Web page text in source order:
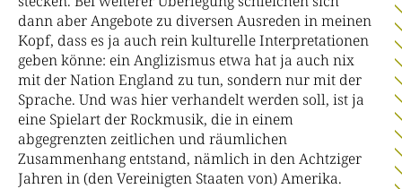
dann aber Angebote zu diversen Ausreden in meinen
Kopf, dass es ja auch rein kulturelle Interpretationen
geben könne: ein Anglizismus etwa hat ja auch nix
mit der Nation England zu tun, sondern nur mit der
Sprache. Und was hier verhandelt werden soll, ist ja
eine Spielart der Rockmusik, die in einem
abgegrenzten zeitlichen und räumlichen
Zusammenhang entstand, nämlich in den Achtziger
Jahren in (den Vereinigten Staaten von) Amerika.